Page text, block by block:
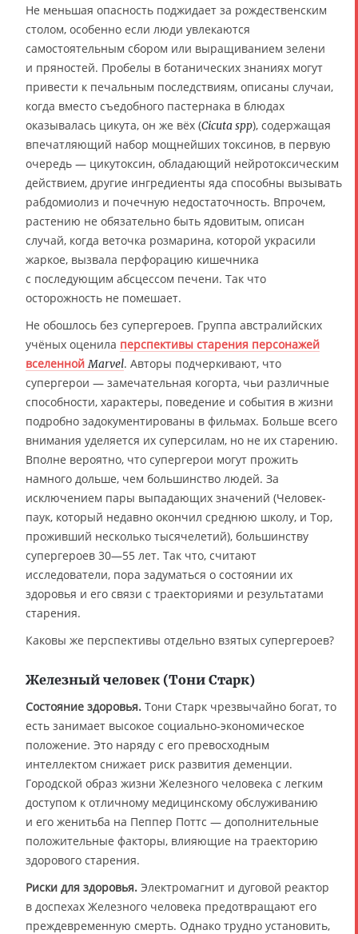
Не меньшая опасность поджидает за рождественским
столом, особенно если люди увлекаются
самостоятельным сбором или выращиванием зелени
и пряностей. Пробелы в ботанических знаниях могут
привести к печальным последствиям, описаны случаи,
когда вместо съедобного пастернака в блюдах
оказывалась цикута, он же вёх (Cicuta spp), содержащая
впечатляющий набор мощнейших токсинов, в первую
очередь — цикутоксин, обладающий нейротоксическим
действием, другие ингредиенты яда способны вызывать
рабдомиолиз и почечную недостаточность. Впрочем,
растению не обязательно быть ядовитым, описан
случай, когда веточка розмарина, которой украсили
жаркое, вызвала перфорацию кишечника
с последующим абсцессом печени. Так что
осторожность не помешает.
Не обошлось без супергероев. Группа австралийских
учёных оценила перспективы старения персонажей
вселенной Marvel. Авторы подчеркивают, что
супергерои — замечательная когорта, чьи различные
способности, характеры, поведение и события в жизни
подробно задокументированы в фильмах. Больше всего
внимания уделяется их суперсилам, но не их старению.
Вполне вероятно, что супергерои могут прожить
намного дольше, чем большинство людей. За
исключением пары выпадающих значений (Человек-
паук, который недавно окончил среднюю школу, и Тор,
проживший несколько тысячелетий), большинству
супергероев 30—55 лет. Так что, считают
исследователи, пора задуматься о состоянии их
здоровья и его связи с траекториями и результатами
старения.
Каковы же перспективы отдельно взятых супергероев?
Железный человек (Тони Старк)
Состояние здоровья. Тони Старк чрезвычайно богат, то
есть занимает высокое социально-экономическое
положение. Это наряду с его превосходным
интеллектом снижает риск развития деменции.
Городской образ жизни Железного человека с легким
доступом к отличному медицинскому обслуживанию
и его женитьба на Пеппер Поттс — дополнительные
положительные факторы, влияющие на траекторию
здорового старения.
Риски для здоровья. Электромагнит и дуговой реактор
в доспехах Железного человека предотвращают его
преждевременную смерть. Однако трудно установить,